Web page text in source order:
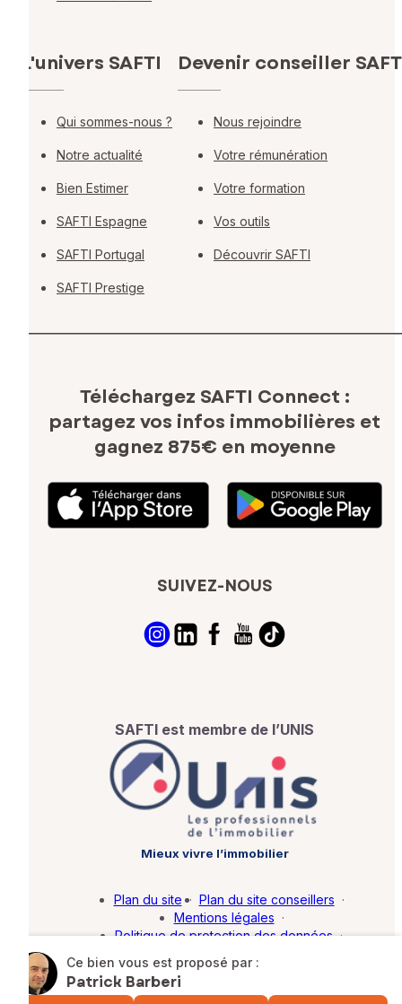
Ce bien vous est proposé par :
Patrick Barberi
L'univers SAFTI
Qui sommes-nous ?
Notre actualité
Bien Estimer
SAFTI Espagne
SAFTI Portugal
SAFTI Prestige
Devenir conseiller
Nous rejoindre
Votre rémunération
Votre formation
Vos outils
Découvrir SAFTI
Téléchargez SAFTI Connect :
partagez vos infos immobilières et
gagnez 875€ en moyenne
SUIVEZ-NOUS
SAFTI est membre de l’UNIS
Mieux vivre l’immobilier
© SAFTI 2026. Tous droits réservés.
Plan du site · Plan du site conseillers ·
Mentions légales ·
Politique de protection des données ·